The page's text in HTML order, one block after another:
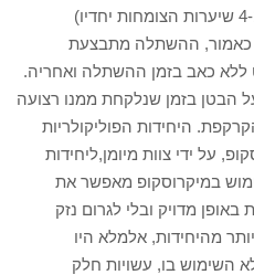
יחידות פוליקולריות (קבוצות של 4-1 שיערות הצומחות יחדיו)
כאמור, ההשתלה מתבצעת
כאב בזמן ההשתלה ואחריה.
בזמן שנלקחת ממנו רצועה
היחידות הפוליקולריות
על ידי צוות מיומן,ליחידות
שיער. השימוש במיקרוסקופ מאפשר את
מדויק ובלי לגרום נזק
לשיערות וכן מאפשר קבלת 20% יותר מהיחידות, אלמלא היו
השימוש בו, עשויות חלק